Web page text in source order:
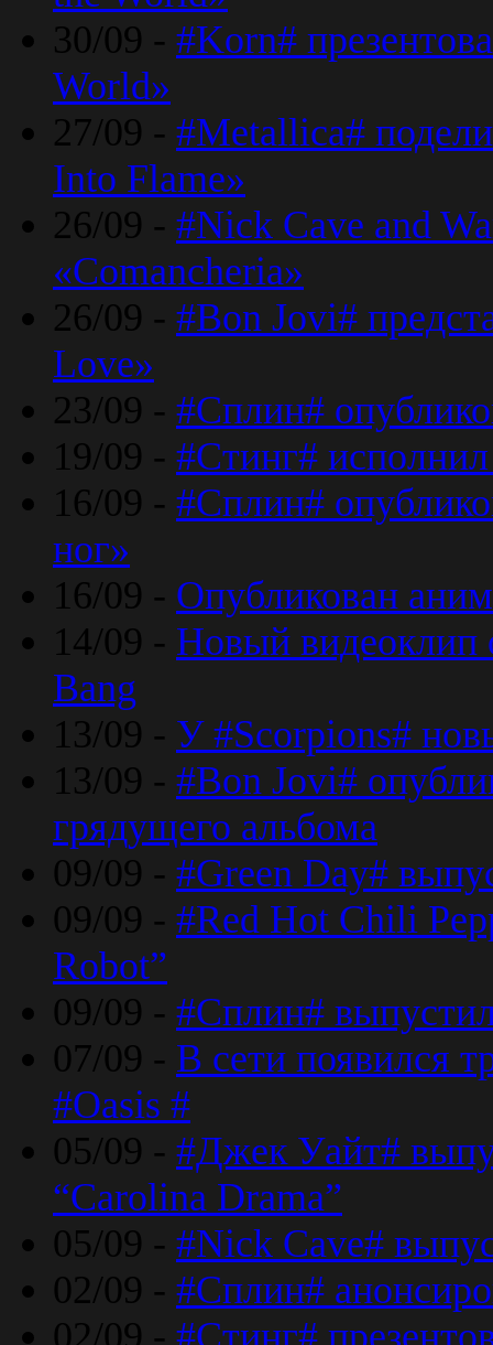
30/09 - #Korn#
World»
27/09 - #Metallica#
Into Flame»
26/09 - #Nick Cave and
«Comancheria»
26/09 - #Bon Jovi#
Love»
23/09 - #Сплин#
19/09 - #Стинг#
16/09 - #Сплин#
ног»
16/09 - Опубликован
14/09 - Новый видеоклип
Bang
13/09 - У #Scorpions#
13/09 - #Bon Jovi#
грядущего альбома
09/09 - #Green Day#
09/09 - #Red Hot Chili
Robot”
09/09 - #Сплин#
07/09 - В сети появился
#Oasis #
05/09 - #Джек Уайт#
“Carolina Drama”
05/09 - #Nick Cave#
02/09 - #Сплин#
02/09 - #Стинг#